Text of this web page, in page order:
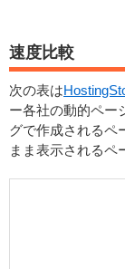
速度比較
次の表は
ー各社の動的ペー
グで作成されるペ
まま表示されるペ